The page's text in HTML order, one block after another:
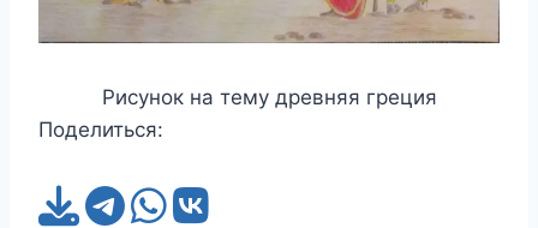
Рисунок на тему древняя греция
Поделиться: